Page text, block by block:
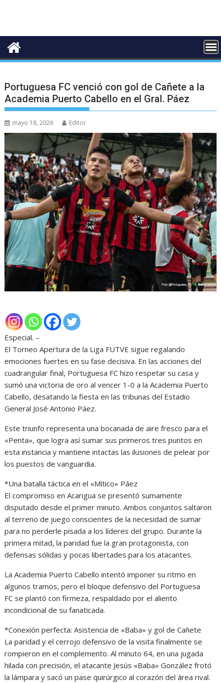
Portuguesa FC venció con gol de Cañete a la
Academia Puerto Cabello en el Gral. Páez
mayo 18, 2026 Editor
Especial. –
El Torneo Apertura de la Liga FUTVE sigue regalando
emociones fuertes en su fase decisiva. En las acciones del
cuadrangular final, Portuguesa FC hizo respetar su casa y
sumó una victoria de oro al vencer 1-0 a la Academia Puerto
Cabello, desatando la fiesta en las tribunas del Estadio
General José Antonio Páez.
Este triunfo representa una bocanada de aire fresco para el
«Penta», que logra así sumar sus primeros tres puntos en
esta instancia y mantiene intactas las ilusiones de pelear por
los puestos de vanguardia.
*Una batalla táctica en el «Mítico» Páez
El compromiso en Acarigua se presentó sumamente
disputado desde el primer minuto. Ambos conjuntos saltaron
al terreno de juego conscientes de la necesidad de sumar
para no perderle pisada a los líderes del grupo. Durante la
primera mitad, la paridad fue la gran protagonista, con
defensas sólidas y pocas libertades para los atacantes.
La Academia Puerto Cabello intentó imponer su ritmo en
algunos tramos, pero el bloque defensivo del Portuguesa
FC se plantó con firmeza, respaldado por el aliento
incondicional de su fanaticada.
*Conexión perfecta: Asistencia de «Baba» y gol de Cañete
La paridad y el cerrojo defensivo de la visita finalmente se
rompieron en el complemento. Al minuto 64, en una jugada
hilada con precisión, el atacante Jesús «Baba» González frotó
la lámpara y sacó un pase quirúrgico al corazón del área rival.